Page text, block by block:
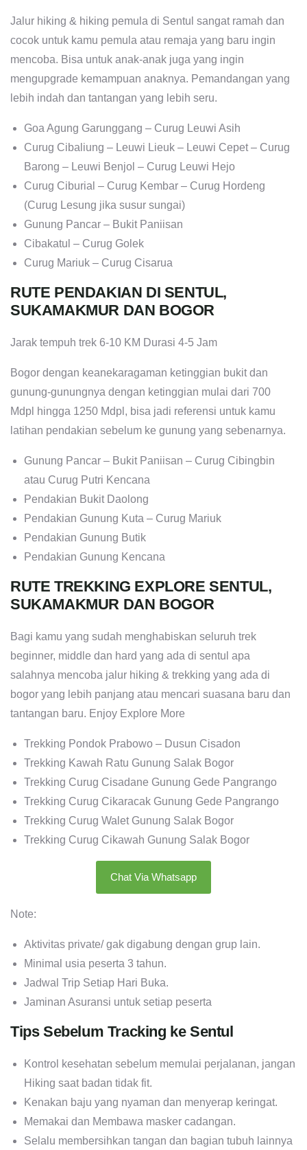
Jalur hiking & hiking pemula di Sentul sangat ramah dan
cocok untuk kamu pemula atau remaja yang baru ingin
mencoba. Bisa untuk anak-anak juga yang ingin
mengupgrade kemampuan anaknya. Pemandangan yang
lebih indah dan tantangan yang lebih seru.
Goa Agung Garunggang – Curug Leuwi Asih
Curug Cibaliung – Leuwi Lieuk – Leuwi Cepet – Curug
Barong – Leuwi Benjol – Curug Leuwi Hejo
Curug Ciburial – Curug Kembar – Curug Hordeng
(Curug Lesung jika susur sungai)
Gunung Pancar – Bukit Paniisan
Cibakatul – Curug Golek
Curug Mariuk – Curug Cisarua
RUTE PENDAKIAN DI SENTUL,
SUKAMAKMUR DAN BOGOR
Jarak tempuh trek 6-10 KM Durasi 4-5 Jam
Bogor dengan keanekaragaman ketinggian bukit dan
gunung-gunungnya dengan ketinggian mulai dari 700
Mdpl hingga 1250 Mdpl, bisa jadi referensi untuk kamu
latihan pendakian sebelum ke gunung yang sebenarnya.
Gunung Pancar – Bukit Paniisan – Curug Cibingbin
atau Curug Putri Kencana
Pendakian Bukit Daolong
Pendakian Gunung Kuta – Curug Mariuk
Pendakian Gunung Butik
Pendakian Gunung Kencana
RUTE TREKKING EXPLORE SENTUL,
SUKAMAKMUR DAN BOGOR
Bagi kamu yang sudah menghabiskan seluruh trek
beginner, middle dan hard yang ada di sentul apa
salahnya mencoba jalur hiking & trekking yang ada di
bogor yang lebih panjang atau mencari suasana baru dan
tantangan baru. Enjoy Explore More
Trekking Pondok Prabowo – Dusun Cisadon
Trekking Kawah Ratu Gunung Salak Bogor
Trekking Curug Cisadane Gunung Gede Pangrango
Trekking Curug Cikaracak Gunung Gede Pangrango
Trekking Curug Walet Gunung Salak Bogor
Trekking Curug Cikawah Gunung Salak Bogor
Chat Via Whatsapp
Note:
Aktivitas private/ gak digabung dengan grup lain.
Minimal usia peserta 3 tahun.
Jadwal Trip Setiap Hari Buka.
Jaminan Asuransi untuk setiap peserta
Tips Sebelum Tracking ke Sentul
Kontrol kesehatan sebelum memulai perjalanan, jangan
Hiking saat badan tidak fit.
Kenakan baju yang nyaman dan menyerap keringat.
Memakai dan Membawa masker cadangan.
Selalu membersihkan tangan dan bagian tubuh lainnya